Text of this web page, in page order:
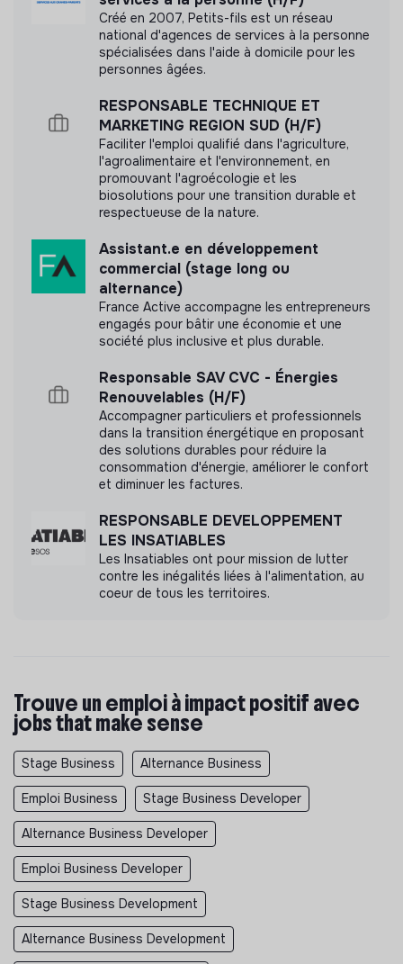
Créé en 2007, Petits-fils est un réseau
national d'agences de services à la personne
spécialisées dans l'aide à domicile pour les
personnes âgées.
RESPONSABLE TECHNIQUE ET
MARKETING REGION SUD (H/F)
Faciliter l'emploi qualifié dans l'agriculture,
l'agroalimentaire et l'environnement, en
promouvant l'agroécologie et les
biosolutions pour une transition durable et
respectueuse de la nature.
Assistant.e en développement
commercial (stage long ou
alternance)
France Active accompagne les entrepreneurs
engagés pour bâtir une économie et une
société plus inclusive et plus durable.
Responsable SAV CVC - Énergies
Renouvelables (H/F)
Accompagner particuliers et professionnels
dans la transition énergétique en proposant
des solutions durables pour réduire la
consommation d'énergie, améliorer le confort
et diminuer les factures.
RESPONSABLE DEVELOPPEMENT
LES INSATIABLES
Les Insatiables ont pour mission de lutter
contre les inégalités liées à l'alimentation, au
coeur de tous les territoires.
Trouve un emploi à impact positif avec
jobs that make sense
Stage Business Alternance Business
Emploi Business Stage Business Developer
Alternance Business Developer
Emploi Business Developer
Stage Business Development
Alternance Business Development